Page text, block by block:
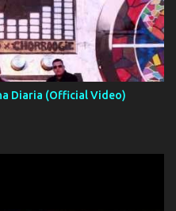
Diaria (Official Video)